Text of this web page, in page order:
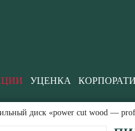
УЦЕНКА
диск «power cut wood —